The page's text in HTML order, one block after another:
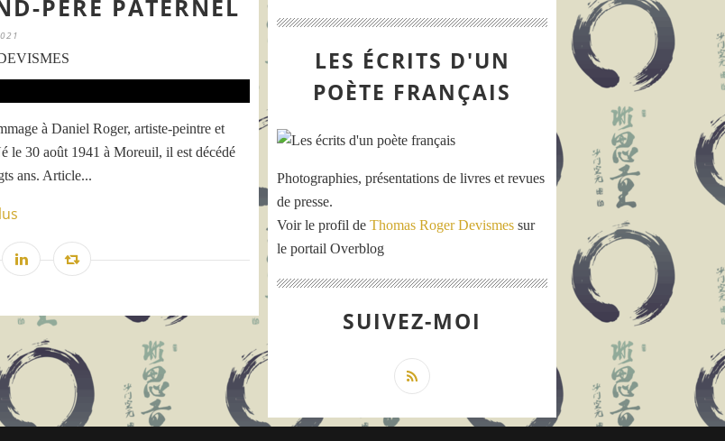
PÈRE PATERNEL
à Daniel Roger, artiste-peintre et
le 30 août 1941 à Moreuil, il est décédé
ans. Article...
LES ÉCRITS D'UN
POÈTE FRANÇAIS
Photographies, présentations de livres et revues
de presse.
Voir le profil de Thomas Roger Devismes sur
le portail Overblog
SUIVEZ-MOI